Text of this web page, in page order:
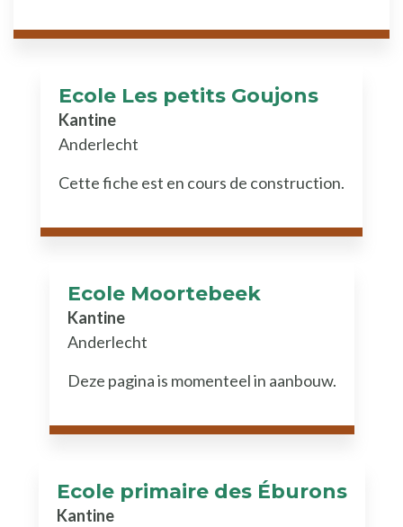
Ecole Les petits Goujons
Kantine
Anderlecht
Cette fiche est en cours de construction.
Ecole Moortebeek
Kantine
Anderlecht
Deze pagina is momenteel in aanbouw.
Ecole primaire des Éburons
Kantine